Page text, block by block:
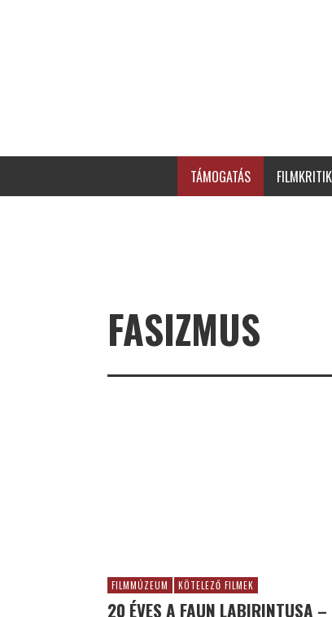
TÁMOGATÁS
FASIZMUS
FILMMÚZEUM KÖTELEZŐ FILMEK
20 ÉVES A FAUN LABIRINTUSA –